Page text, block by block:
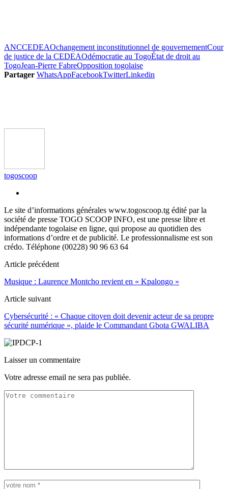
ANCCEDEAOchangement inconstitutionnel de gouvernementCour
de justice de la CEDEAOdémocratie au TogoÉtat de droit au
TogoJean-Pierre FabreOpposition togolaise
Partager WhatsAppFacebookTwitterLinkedin
togoscoop
Le site d’informations générales www.togoscoop.tg édité par la
société de presse TOGO SCOOP INFO, est une presse libre et
indépendante togolaise en ligne, qui propose au quotidien des
informations d’ordre et de publicité. Le professionnalisme est son
crédo. Téléphone (00228) 90 96 63 64
Article précédent
Musique : Laurence Montcho revient en « Kpalongo »
Article suivant
Cybersécurité : « Chaque citoyen doit devenir acteur de sa propre
sécurité numérique », plaide le Commandant Gbota GWALIBA
Laisser un commentaire
Votre adresse email ne sera pas publiée.